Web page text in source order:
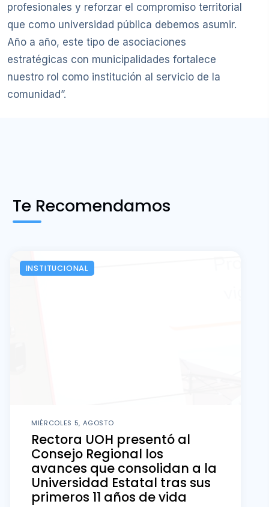
profesionales y reforzar el compromiso territorial
que como universidad pública debemos asumir.
Año a año, este tipo de asociaciones
estratégicas con municipalidades fortalece
nuestro rol como institución al servicio de la
comunidad”.
Te Recomendamos
INSTITUCIONAL
MIÉRCOLES 5, AGOSTO
Rectora UOH presentó al
Consejo Regional los
avances que consolidan a la
Universidad Estatal tras sus
primeros 11 años de vida